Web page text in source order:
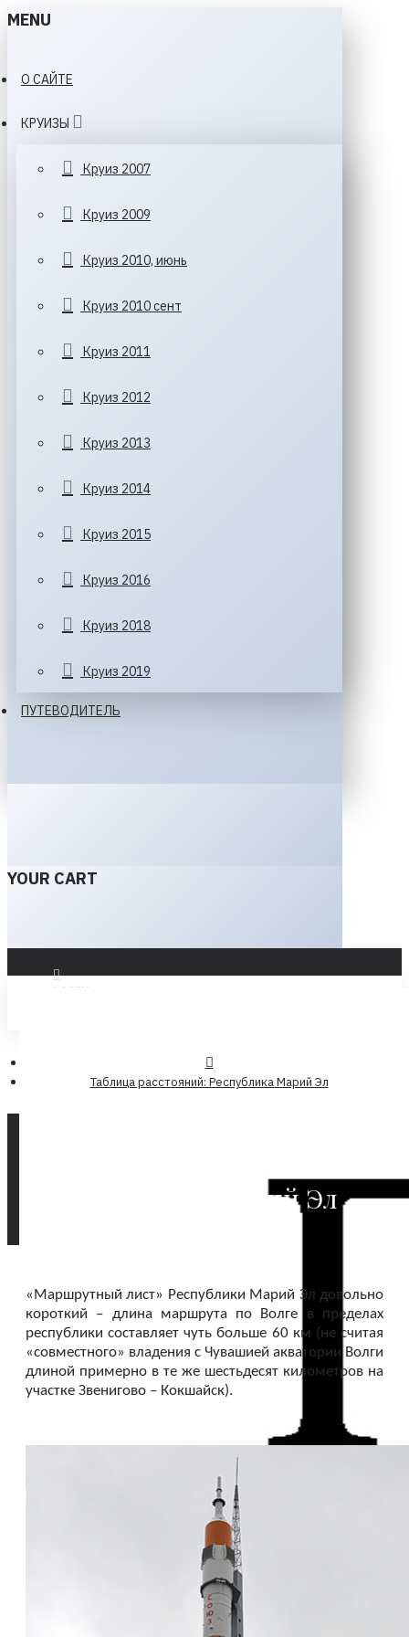
MENU
О САЙТЕ
КРУИЗЫ
Круиз 2007
Круиз 2009
Круиз 2010, июнь
Круиз 2010 сент
Круиз 2011
Круиз 2012
Круиз 2013
Круиз 2014
Круиз 2015
Круиз 2016
Круиз 2018
Круиз 2019
ПУТЕВОДИТЕЛЬ
YOUR CART
LOGIN
Таблица расстояний: Республика Марий Эл
Республика Марий Эл
«Маршрутный лист» Республики Марий Эл довольно
короткий – длина маршрута по Волге в пределах
республики составляет чуть больше 60 км (не считая
«совместного» владения с Чувашией акватории Волги
длиной примерно в те же шестьдесят километров на
участке Звенигово – Кокшайск).